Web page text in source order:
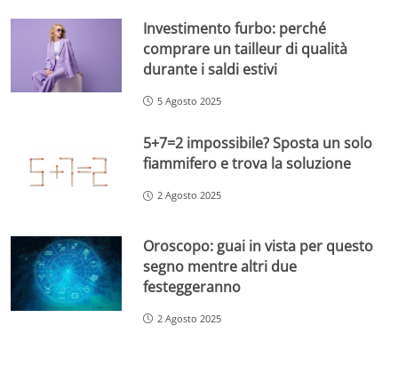
Investimento furbo: perché
comprare un tailleur di qualità
durante i saldi estivi
5 Agosto 2025
5+7=2 impossibile? Sposta un solo
fiammifero e trova la soluzione
2 Agosto 2025
Oroscopo: guai in vista per questo
segno mentre altri due
festeggeranno
2 Agosto 2025